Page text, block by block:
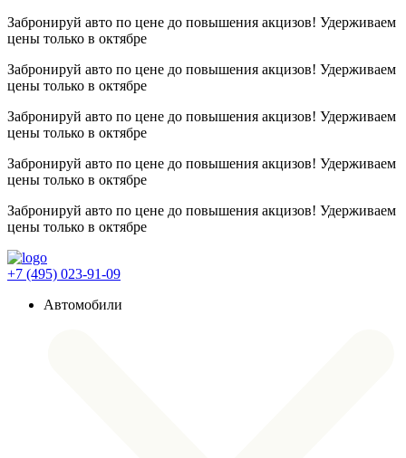
Забронируй авто по цене до повышения акцизов! Удерживаем
цены только в октябре
Забронируй авто по цене до повышения акцизов! Удерживаем
цены только в октябре
Забронируй авто по цене до повышения акцизов! Удерживаем
цены только в октябре
Забронируй авто по цене до повышения акцизов! Удерживаем
цены только в октябре
Забронируй авто по цене до повышения акцизов! Удерживаем
цены только в октябре
+7 (495) 023-91-09
Автомобили